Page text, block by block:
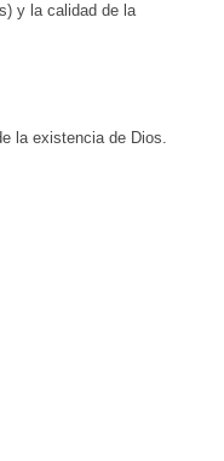
y la calidad de la
la existencia de Dios.